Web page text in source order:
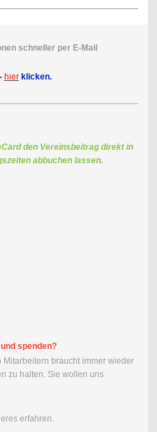
schneller per E-Mail
hierklicken.
den Vereinsbeitrag direkt in
abbuchen lassen.
spenden?
braucht immer wieder
zu halten. Sie wollen uns
erfahren.